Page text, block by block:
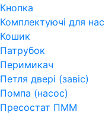
Кнопка
Комплектуючі для
Кошик
Патрубок
Перимикач
Петля двері (завіс)
Помпа (насос)
Пресостат ПММ